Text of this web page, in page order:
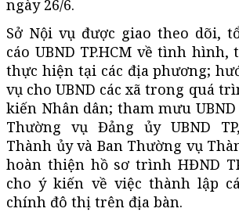
ngày 26/6.
Sở Nội vụ được giao theo dõi,
cáo UBND TP.HCM về tình
thực hiện tại các địa phương;
vụ cho UBND các xã trong quá
kiến Nhân dân; tham mưu UBND
Thường vụ Đảng ủy UBND
Thành ủy và Ban Thường vụ
hoàn thiện hồ sơ trình HĐND
cho ý kiến về việc thành lập
chính đô thị trên địa bàn.